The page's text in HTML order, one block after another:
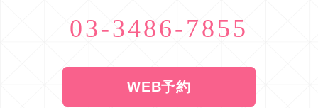
03-3486-7855
WEB予約